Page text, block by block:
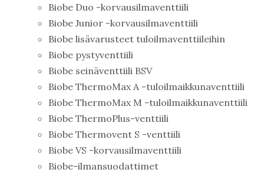
Biobe Duo -korvausilmaventtiili
Biobe Junior -korvausilmaventtiili
Biobe lisävarusteet tuloilmaventtiileihin
Biobe pystyventtiili
Biobe seinäventtiili BSV
Biobe ThermoMax A -tuloilmaikkunaventtiili
Biobe ThermoMax M -tuloilmaikkunaventtiili
Biobe ThermoPlus-venttiili
Biobe Thermovent S -venttiili
Biobe VS -korvausilmaventtiili
Biobe-ilmansuodattimet